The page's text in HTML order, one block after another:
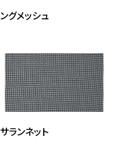
ングメッシュ
サランネット